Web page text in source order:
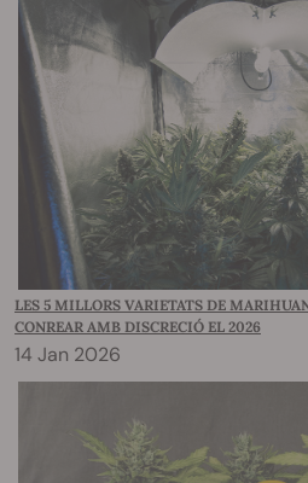
LES 5 MILLORS VARIETATS DE
CONREAR AMB DISCRECIÓ EL 2026
14 Jan 2026